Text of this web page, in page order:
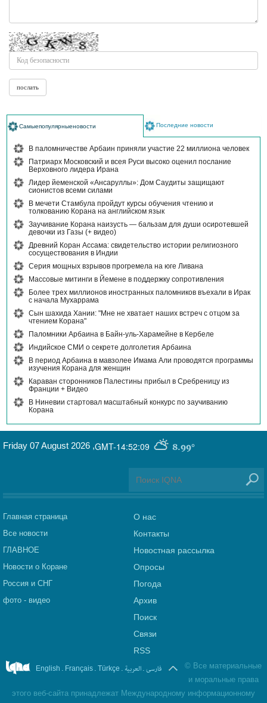
Самыепопулярныеновости Последние новости
В паломничестве Арбаин приняли участие 22 миллиона человек
Патриарх Московский и всея Руси высоко оценил послание
Верховного лидера Ирана
Лидер йеменской «Ансаруллы»: Дом Саудиты защищают
сионистов всеми силами
В мечети Стамбула пройдут курсы обучения чтению и
толкованию Корана на английском язык
Заучивание Корана наизусть — бальзам для души осиротевшей
девочки из Газы (+ видео)
Древний Коран Ассама: свидетельство истории религиозного
сосуществования в Индии
Серия мощных взрывов прогремела на юге Ливана
Массовые митинги в Йемене в поддержку сопротивления
Более трех миллионов иностранных паломников въехали в Ирак
с начала Мухаррама
Сын шахида Хании: "Мне не хватает наших встреч с отцом за
чтением Корана"
Паломники Арбаина в Байн-уль-Харамейне в Кербеле
Индийское СМИ о секрете долголетия Арбаина
В период Арбаина в мавзолее Имама Али проводятся программы
изучения Корана для женщин
Караван сторонников Палестины прибыл в Сребреницу из
Франции + Видео
В Ниневии стартовал масштабный конкурс по заучиванию
Корана
GMT-14:52:09 8.99°
Friday 07 August 2026 ,
Главная страница
Все новости
ГЛАВНОЕ
Новости о Коране
Россия и СНГ
фото - видео
О нас
Контакты
Новостная рассылка
Опросы
Погода
Архив
Поиск
Связи
RSS
English . Français . Türkçe . العربیة . فارسی © Все материальные
и моральные права
этого веб-сайта принадлежат Международному информационному